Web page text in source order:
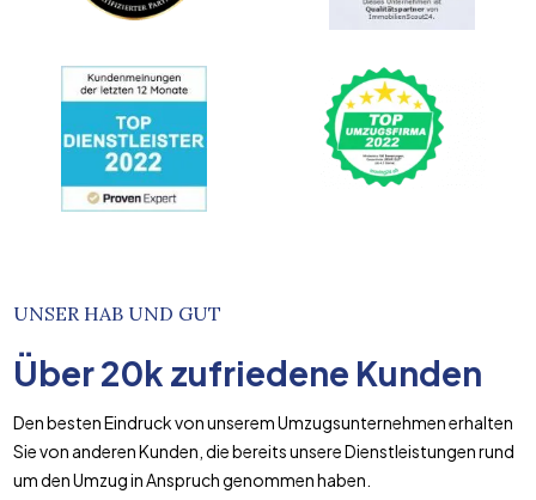
UNSER HAB UND GUT
Über20k zufriedene Kunden
Den besten Eindruck von unserem Umzugsunternehmen erhalten
Sie von anderen Kunden, die bereits unsere Dienstleistungen rund
um den Umzug in Anspruch genommen haben.